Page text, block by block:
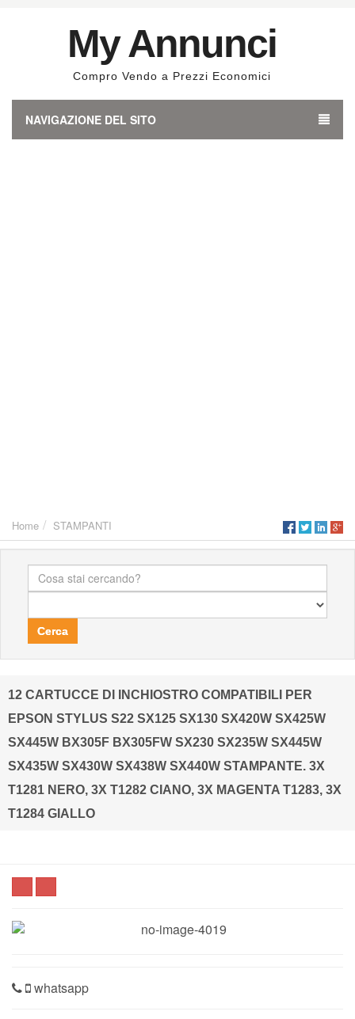
My Annunci
Compro Vendo a Prezzi Economici
NAVIGAZIONE DEL SITO
Home STAMPANTI
Cerca
12 CARTUCCE DI INCHIOSTRO COMPATIBILI PER
EPSON STYLUS S22 SX125 SX130 SX420W SX425W
SX445W BX305F BX305FW SX230 SX235W SX445W
SX435W SX430W SX438W SX440W STAMPANTE. 3X
T1281 NERO, 3X T1282 CIANO, 3X MAGENTA T1283, 3X
T1284 GIALLO
whatsapp